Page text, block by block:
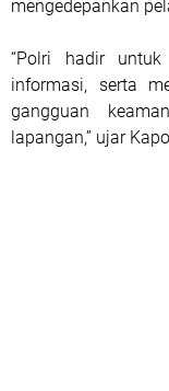
mengedepankan
“Polri hadir untuk
informasi, serta
gangguan
lapangan,” ujar